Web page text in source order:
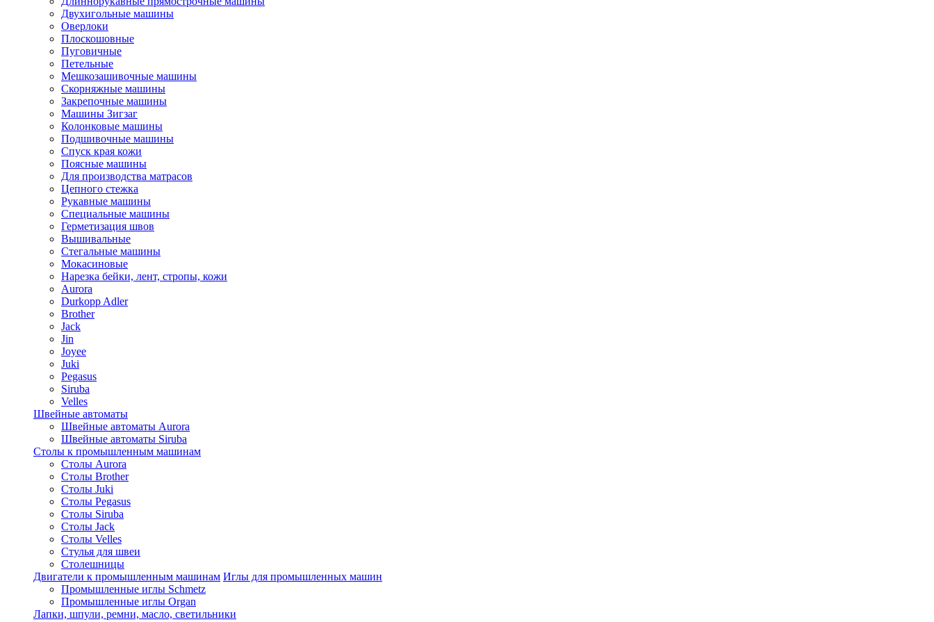
Двухигольные машины
Оверлоки
Плоскошовные
Пуговичные
Петельные
Мешкозашивочные машины
Скорняжные машины
Закрепочные машины
Машины Зигзаг
Колонковые машины
Подшивочные машины
Спуск края кожи
Поясные машины
Для производства матрасов
Цепного стежка
Рукавные машины
Специальные машины
Герметизация швов
Вышивальные
Стегальные машины
Мокасиновые
Нарезка бейки, лент, стропы, кожи
Aurora
Durkopp Adler
Brother
Jack
Jin
Joyee
Juki
Pegasus
Siruba
Velles
Швейные автоматы
Швейные автоматы Aurora
Швейные автоматы Siruba
Столы к промышленным машинам
Столы Aurora
Столы Brother
Столы Juki
Столы Pegasus
Столы Siruba
Столы Jack
Столы Velles
Стулья для швеи
Столешницы
Двигатели к промышленным машинам Иглы для промышленных машин
Промышленные иглы Schmetz
Промышленные иглы Organ
Лапки, шпули, ремни, масло, светильники